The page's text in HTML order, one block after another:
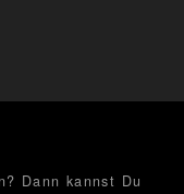
Dann kannst Du